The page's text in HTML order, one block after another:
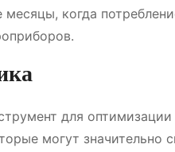
когда
для
могут значительно